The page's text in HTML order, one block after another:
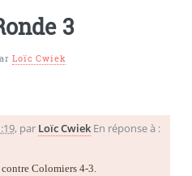
3
Loïc Cwiek
, par Loïc Cwiek En réponse à :
Colomiers 4-3.